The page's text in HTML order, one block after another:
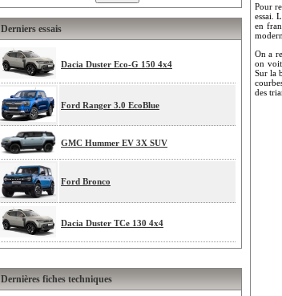
Derniers essais
Dacia Duster Eco-G 150 4x4
Ford Ranger 3.0 EcoBlue
GMC Hummer EV 3X SUV
Ford Bronco
Dacia Duster TCe 130 4x4
Dernières fiches techniques
Pour
essai.
en
On a
on voit
Sur la
des